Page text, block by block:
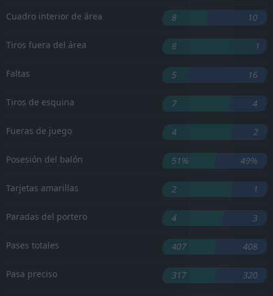
Cuadro interior de área 8 10
Tiros fuera del área 8 1
Faltas 5 16
Tiros de esquina 7 4
Fueras de juego 4 2
Posesión del balón 51% 49%
Tarjetas amarillas 2 1
Paradas del portero 4 3
Pases totales 407 408
Pasa preciso 317 320